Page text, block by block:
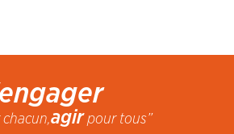
agirpour tous”